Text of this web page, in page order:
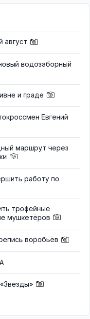
август
водозаборный
и граде
Евгений
маршрут через
работу по
трофейные
мушкетёров
воробьёв